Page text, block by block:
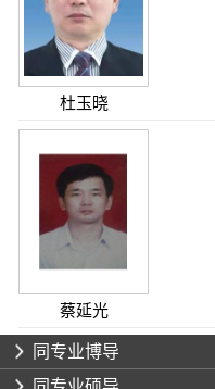
杜玉晓
蔡延光
同专业博导